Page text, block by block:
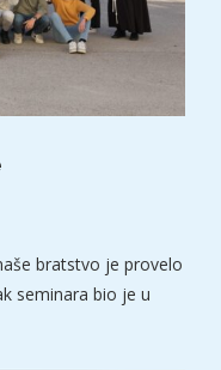
bratstvo je provelo
seminara bio je u